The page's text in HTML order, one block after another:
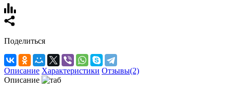
Поделиться
Описание Характеристики Отзывы(2)
Описание